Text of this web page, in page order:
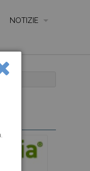
ETICO
ONLINE
E ORARI
NOTIZIE
NEWS